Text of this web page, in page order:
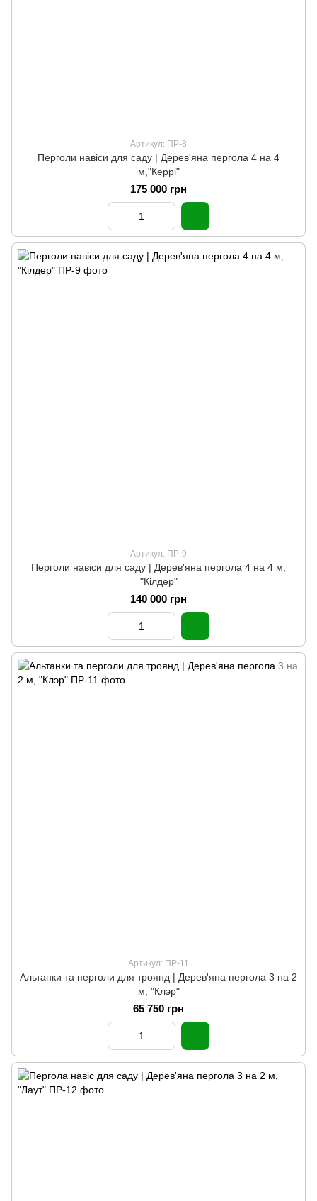
Артикул: ПР-8
Перголи навіси для саду | Дерев'яна пергола 4 на 4
м,"Керрі"
175 000 грн
Артикул: ПР-9
Перголи навіси для саду | Дерев'яна пергола 4 на 4 м,
"Кілдер"
140 000 грн
Артикул: ПР-11
Альтанки та перголи для троянд | Дерев'яна пергола 3 на 2
м, "Клэр"
65 750 грн